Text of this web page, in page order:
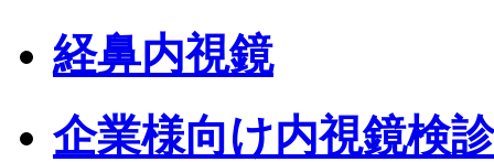
経鼻内視鏡
企業様向け内視鏡検診